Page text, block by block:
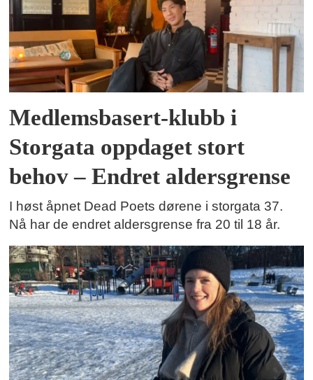
Medlemsbasert-klubb i
Storgata oppdaget stort
behov – Endret aldersgrense
I høst åpnet Dead Poets dørene i storgata 37.
Nå har de endret aldersgrense fra 20 til 18 år.